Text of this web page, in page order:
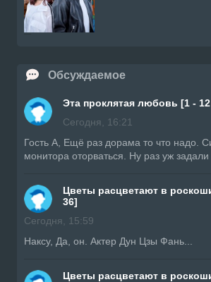
Обсуждаемое
Эта проклятая любовь [1 -
Сегодня, 16:21
Гость А, Ещё раз дорама то что надо.
монитора оторваться. Ну раз уж задали
Цветы расцветают в
36]
Сегодня, 15:59
Наксу, Да, он. Актер Дун Цзы Фань...
Цветы расцветают в